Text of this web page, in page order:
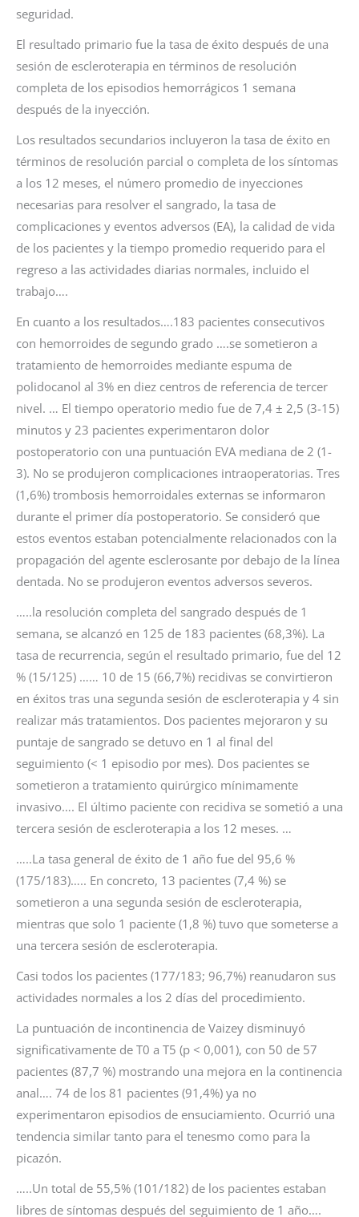
seguridad.
El resultado primario fue la tasa de éxito después de una
sesión de escleroterapia en términos de resolución
completa de los episodios hemorrágicos 1 semana
después de la inyección.
Los resultados secundarios incluyeron la tasa de éxito en
términos de resolución parcial o completa de los síntomas
a los 12 meses, el número promedio de inyecciones
necesarias para resolver el sangrado, la tasa de
complicaciones y eventos adversos (EA), la calidad de vida
de los pacientes y la tiempo promedio requerido para el
regreso a las actividades diarias normales, incluido el
trabajo….
En cuanto a los resultados….183 pacientes consecutivos
con hemorroides de segundo grado ….se sometieron a
tratamiento de hemorroides mediante espuma de
polidocanol al 3% en diez centros de referencia de tercer
nivel. … El tiempo operatorio medio fue de 7,4 ± 2,5 (3-15)
minutos y 23 pacientes experimentaron dolor
postoperatorio con una puntuación EVA mediana de 2 (1-
3). No se produjeron complicaciones intraoperatorias. Tres
(1,6%) trombosis hemorroidales externas se informaron
durante el primer día postoperatorio. Se consideró que
estos eventos estaban potencialmente relacionados con la
propagación del agente esclerosante por debajo de la línea
dentada. No se produjeron eventos adversos severos.
…..la resolución completa del sangrado después de 1
semana, se alcanzó en 125 de 183 pacientes (68,3%). La
tasa de recurrencia, según el resultado primario, fue del 12
% (15/125) …… 10 de 15 (66,7%) recidivas se convirtieron
en éxitos tras una segunda sesión de escleroterapia y 4 sin
realizar más tratamientos. Dos pacientes mejoraron y su
puntaje de sangrado se detuvo en 1 al final del
seguimiento (< 1 episodio por mes). Dos pacientes se
sometieron a tratamiento quirúrgico mínimamente
invasivo…. El último paciente con recidiva se sometió a una
tercera sesión de escleroterapia a los 12 meses. …
…..La tasa general de éxito de 1 año fue del 95,6 %
(175/183)….. En concreto, 13 pacientes (7,4 %) se
sometieron a una segunda sesión de escleroterapia,
mientras que solo 1 paciente (1,8 %) tuvo que someterse a
una tercera sesión de escleroterapia.
Casi todos los pacientes (177/183; 96,7%) reanudaron sus
actividades normales a los 2 días del procedimiento.
La puntuación de incontinencia de Vaizey disminuyó
significativamente de T0 a T5 (p < 0,001), con 50 de 57
pacientes (87,7 %) mostrando una mejora en la continencia
anal…. 74 de los 81 pacientes (91,4%) ya no
experimentaron episodios de ensuciamiento. Ocurrió una
tendencia similar tanto para el tenesmo como para la
picazón.
…..Un total de 55,5% (101/182) de los pacientes estaban
libres de síntomas después del seguimiento de 1 año….